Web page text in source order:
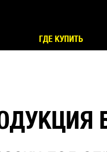
ГДЕ КУПИТЬ